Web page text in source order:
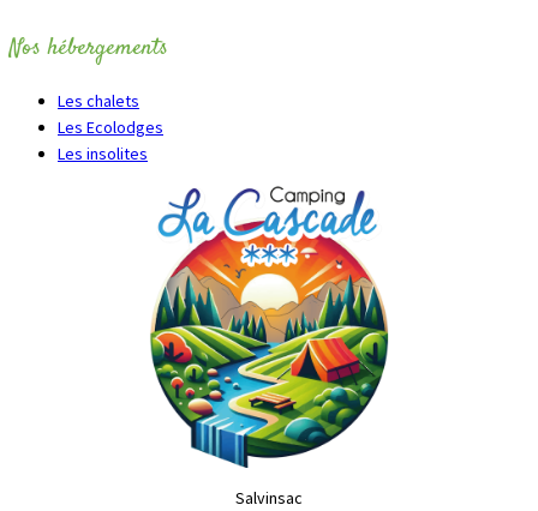
Nos hébergements
Les chalets
Les Ecolodges
Les insolites
Salvinsac